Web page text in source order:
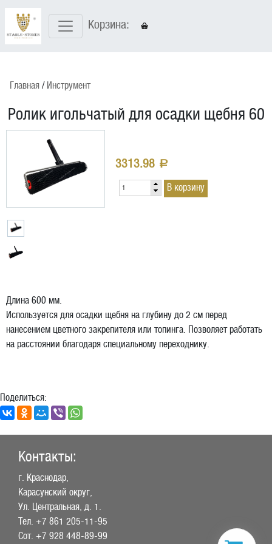
Корзина:
Главная Инструмент
Ролик игольчатый для осадки щебня 60
3313.98 a
Длина 600 мм.
Используется для осадки щебня на глубину до 2 см перед
нанесением цветного закрепителя или топинга. Позволяет работать
на расстоянии благодаря специальному переходнику.
Поделиться:
Контакты:
г. Краснодар,
Карасунский округ,
Ул. Центральная, д. 1.
Тел. +7 861 205-11-95
Сот. +7 928 448-89-99